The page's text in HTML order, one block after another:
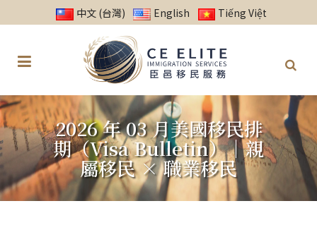
中文 (台灣) English Tiếng Việt
2026 年 03 月美國移民排
期（Visa Bulletin）｜親
屬移民 × 職業移民